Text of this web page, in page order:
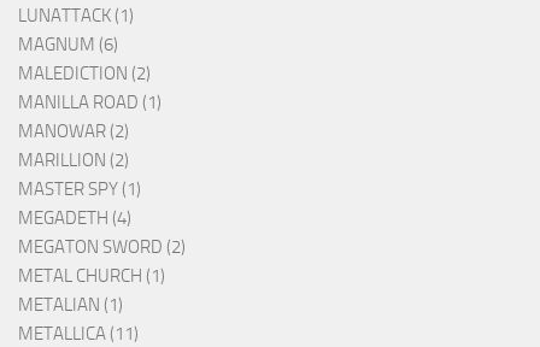
LUNATTACK (1)
MAGNUM (6)
MALEDICTION (2)
MANILLA ROAD (1)
MANOWAR (2)
MARILLION (2)
MASTER SPY (1)
MEGADETH (4)
MEGATON SWORD (2)
METAL CHURCH (1)
METALIAN (1)
METALLICA (11)